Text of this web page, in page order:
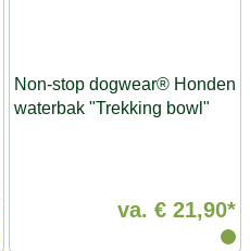
Non-stop dogwear® Honden
waterbak "Trekking bowl"
va. € 21,90*